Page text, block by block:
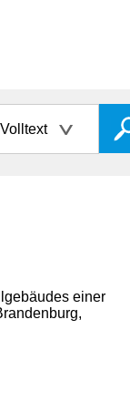
Volltext
einer